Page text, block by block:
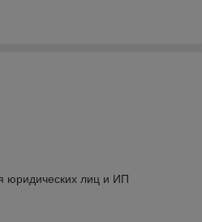
юридических лиц и ИП